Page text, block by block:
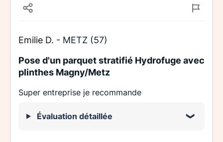
Emilie D. - METZ (57)
Pose d'un parquet stratifié Hydrofuge avec
plinthes Magny/Metz
Super entreprise je recommande
Évaluation détaillée